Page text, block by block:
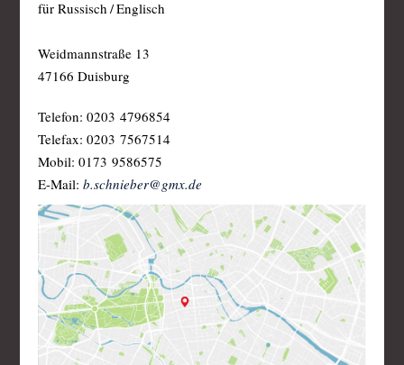
für Russisch / Englisch
Weidmannstraße 13
47166 Duisburg
Telefon: 0203 4796854
Telefax: 0203 7567514
Mobil: 0173 9586575
E-Mail:b.schnieber@gmx.de